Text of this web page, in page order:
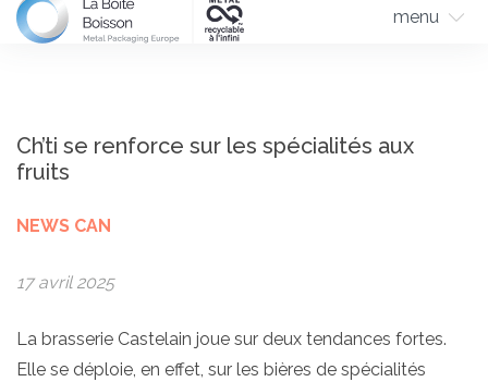
menu
Ch’ti se renforce sur les spécialités aux
fruits
NEWS CAN
17 avril 2025
La brasserie Castelain joue sur deux tendances fortes.
Elle se déploie, en effet, sur les bières de spécialités